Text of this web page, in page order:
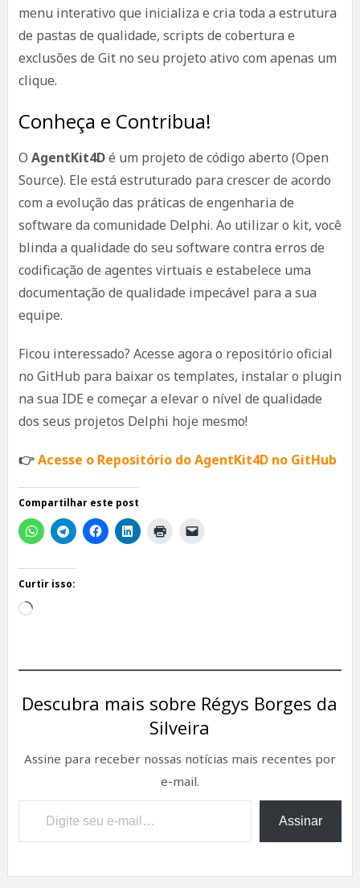
menu interativo que inicializa e cria toda a estrutura
de pastas de qualidade, scripts de cobertura e
exclusões de Git no seu projeto ativo com apenas um
clique.
Conheça e Contribua!
O AgentKit4Dé um projeto de código aberto (Open
Source). Ele está estruturado para crescer de acordo
com a evolução das práticas de engenharia de
software da comunidade Delphi. Ao utilizar o kit, você
blinda a qualidade do seu software contra erros de
codificação de agentes virtuais e estabelece uma
documentação de qualidade impecável para a sua
equipe.
Ficou interessado? Acesse agora o repositório oficial
no GitHub para baixar os templates, instalar o plugin
na sua IDE e começar a elevar o nível de qualidade
dos seus projetos Delphi hoje mesmo!
👉Acesse o Repositório do AgentKit4D no GitHub
Compartilhar este post
Curtir isso:
Carregando...
Descubra mais sobre Régys Borges da
Silveira
Assine para receber nossas notícias mais recentes por
e-mail.
Digite seu e-mail…
Assinar